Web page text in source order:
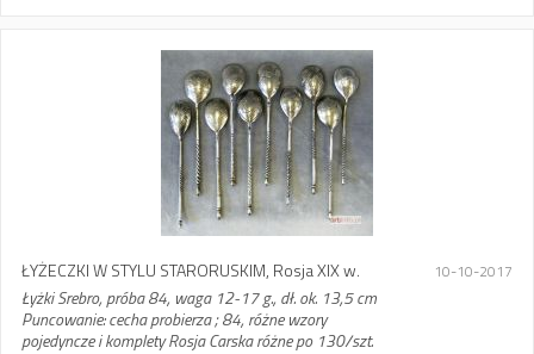
ŁYŻECZKI W STYLU STARORUSKIM, Rosja XIX w.
Łyżki Srebro, próba 84, waga 12-17 g., dł. ok. 13,5 cm
Puncowanie: cecha probierza ; 84, różne wzory
pojedyncze i komplety Rosja Carska różne po 130/szt.
10-10-2017